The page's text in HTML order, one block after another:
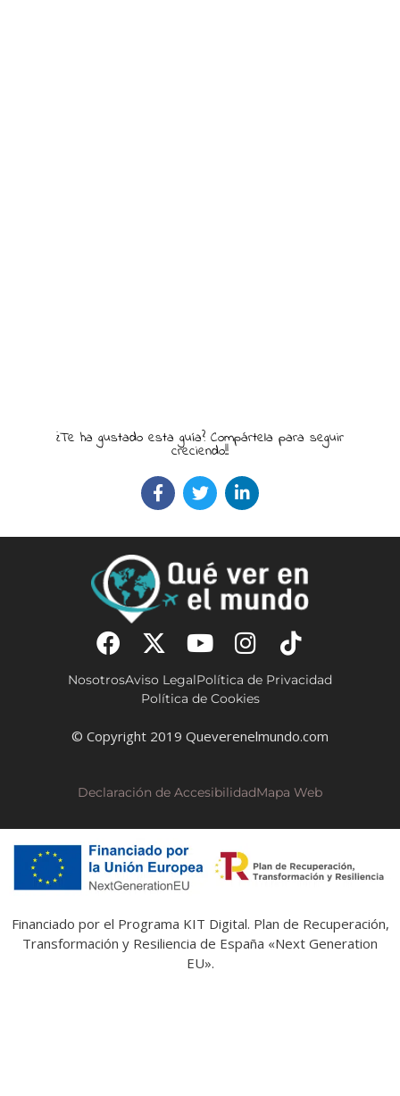
¿Te ha gustado esta guía? Compártela para seguir
creciendo!!
NosotrosAviso LegalPolítica de Privacidad
Política de Cookies
© Copyright 2019 Queverenelmundo.com
Declaración de AccesibilidadMapa Web
Financiado por el Programa KIT Digital. Plan de Recuperación,
Transformación y Resiliencia de España «Next Generation
EU».